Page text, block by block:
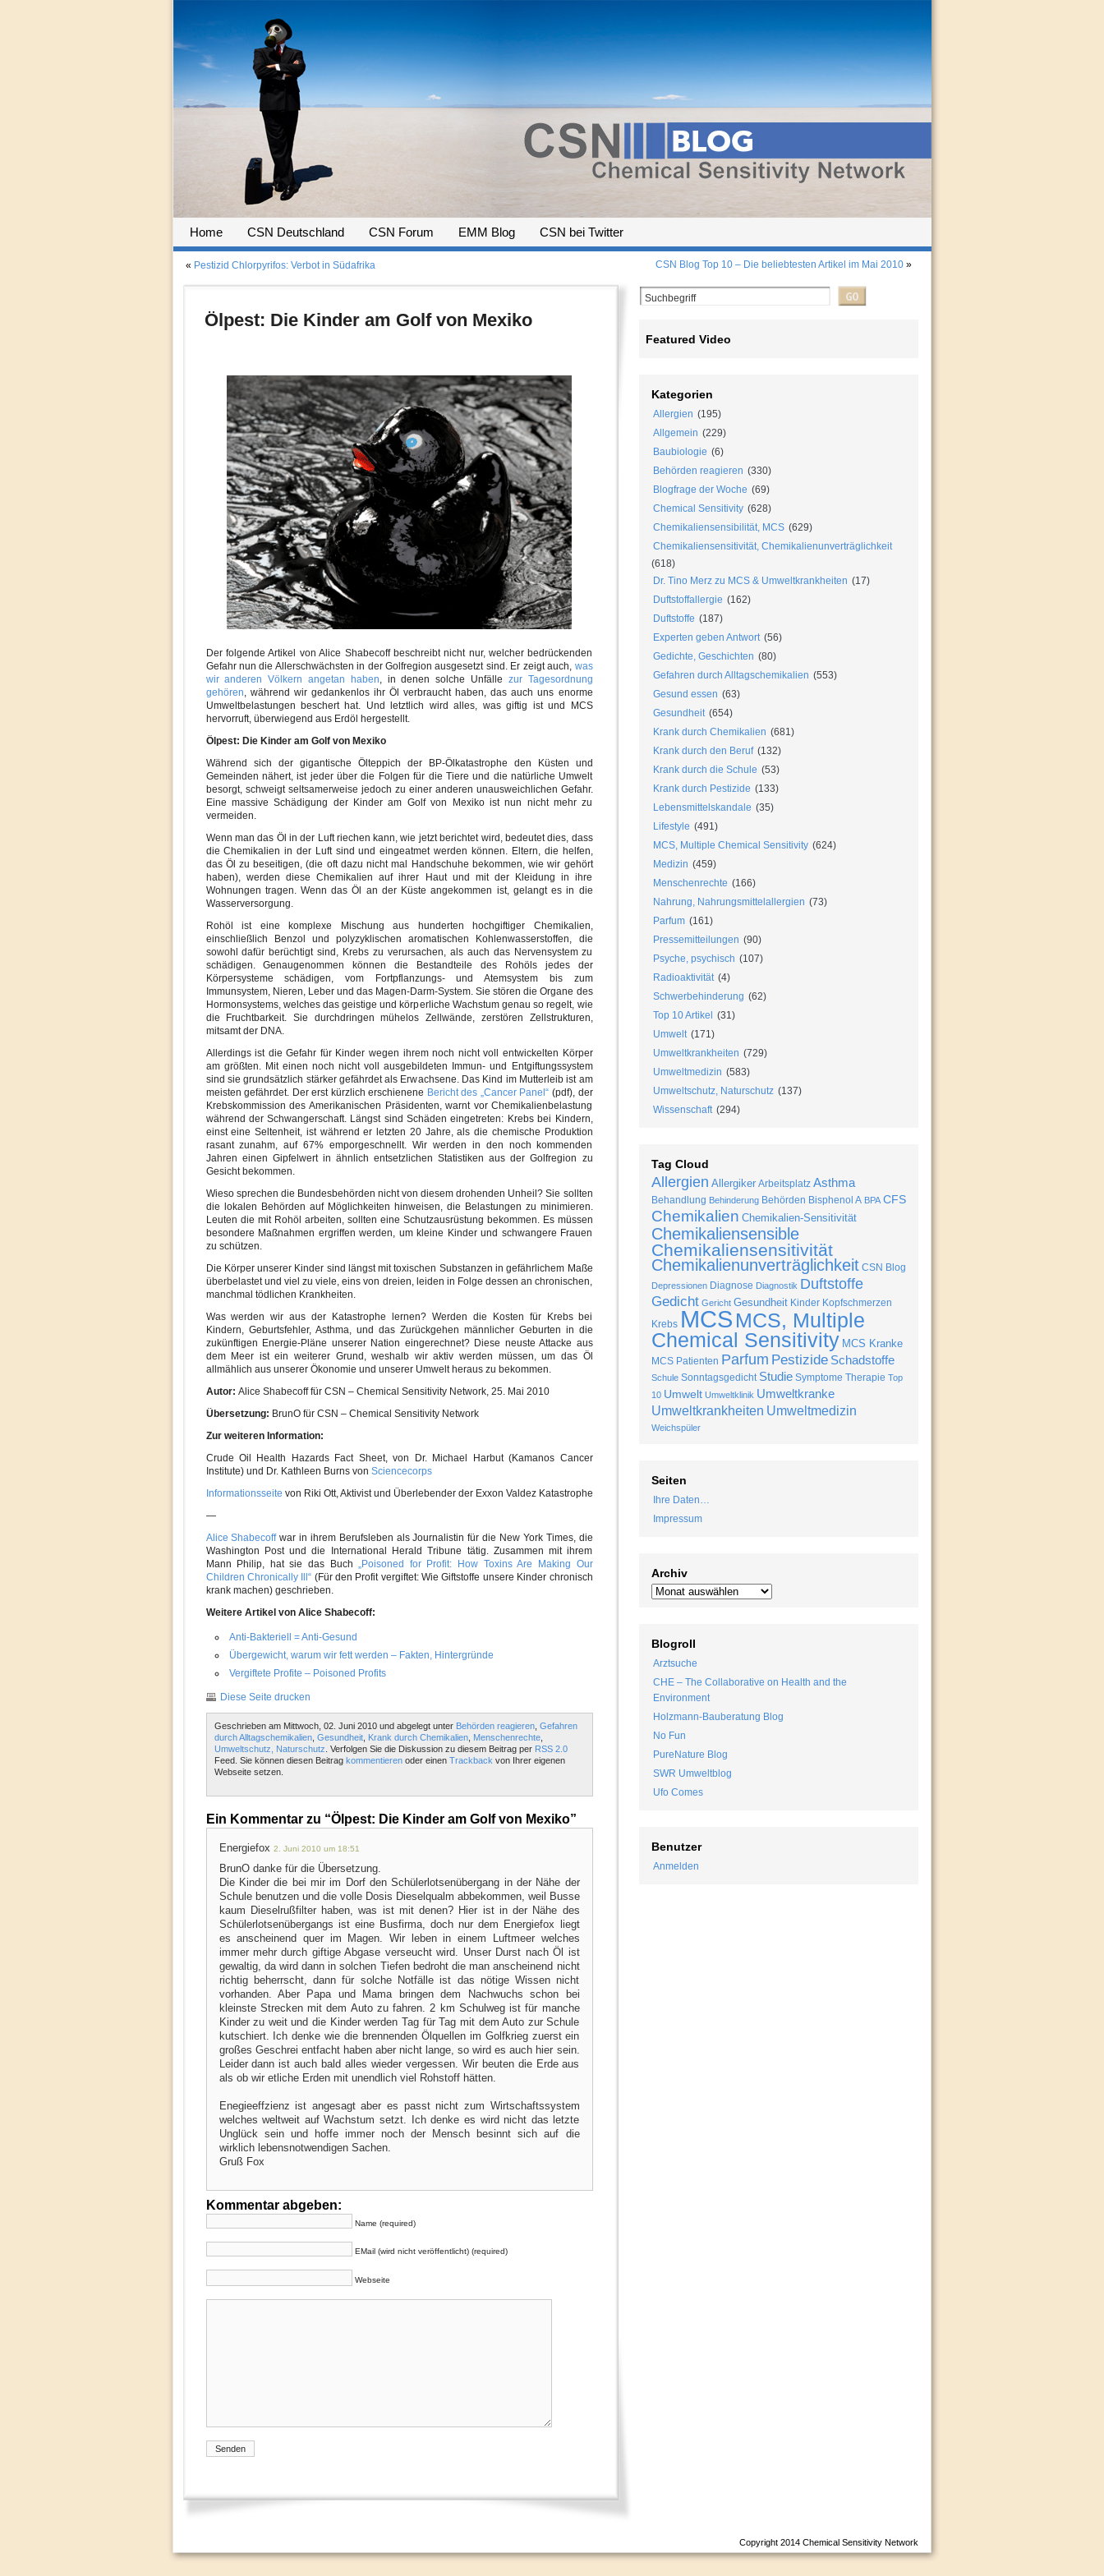
Home CSN Deutschland CSN Forum EMM Blog CSN bei Twitter
« Pestizid Chlorpyrifos: Verbot in Südafrika CSN Blog Top 10 – Die beliebtesten Artikel im Mai 2010»
Ölpest: Die Kinder am Golf von Mexiko
Der folgende Artikel von Alice Shabecoff beschreibt nicht nur, welcher bedrückenden
Gefahr nun die Allerschwächsten in der Golfregion ausgesetzt sind. Er zeigt auch, was
wir anderen Völkern angetan haben, in denen solche Unfälle zur Tagesordnung
gehören, während wir gedankenlos ihr Öl verbraucht haben, das auch uns enorme
Umweltbelastungen beschert hat. Und letztlich wird alles, was giftig ist und MCS
hervorruft, überwiegend aus Erdöl hergestellt.
Ölpest: Die Kinder am Golf von Mexiko
Während sich der gigantische Ölteppich der BP-Ölkatastrophe den Küsten und
Gemeinden nähert, ist jeder über die Folgen für die Tiere und die natürliche Umwelt
besorgt, schweigt seltsamerweise jedoch zu einer anderen unausweichlichen Gefahr.
Eine massive Schädigung der Kinder am Golf von Mexiko ist nun nicht mehr zu
vermeiden.
Wenn man das Öl in der Luft riechen kann, wie jetzt berichtet wird, bedeutet dies, dass
die Chemikalien in der Luft sind und eingeatmet werden können. Eltern, die helfen,
das Öl zu beseitigen, (die oft dazu nicht mal Handschuhe bekommen, wie wir gehört
haben), werden diese Chemikalien auf ihrer Haut und mit der Kleidung in ihre
Wohnungen tragen. Wenn das Öl an der Küste angekommen ist, gelangt es in die
Wasserversorgung.
Rohöl ist eine komplexe Mischung aus hunderten hochgiftiger Chemikalien,
einschließlich Benzol und polyzyklischen aromatischen Kohlenwasserstoffen, die
sowohl dafür berüchtigt sind, Krebs zu verursachen, als auch das Nervensystem zu
schädigen. Genaugenommen können die Bestandteile des Rohöls jedes der
Körpersysteme schädigen, vom Fortpflanzungs- und Atemsystem bis zum
Immunsystem, Nieren, Leber und das Magen-Darm-System. Sie stören die Organe des
Hormonsystems, welches das geistige und körperliche Wachstum genau so regelt, wie
die Fruchtbarkeit. Sie durchdringen mühelos Zellwände, zerstören Zellstrukturen,
mitsamt der DNA.
Allerdings ist die Gefahr für Kinder wegen ihrem noch nicht voll entwickelten Körper
am größten. Mit einen noch nicht voll ausgebildeten Immun- und Entgiftungssystem
sind sie grundsätzlich stärker gefährdet als Erwachsene. Das Kind im Mutterleib ist am
meisten gefährdet. Der erst kürzlich erschienene Bericht des „Cancer Panel“ (pdf), der
Krebskommission des Amerikanischen Präsidenten, warnt vor Chemikalienbelastung
während der Schwangerschaft. Längst sind Schäden eingetreten: Krebs bei Kindern,
einst eine Seltenheit, ist während er letzten 20 Jahre, als die chemische Produktion
rasant zunahm, auf 67% emporgeschnellt. Wir werden in den noch kommenden
Jahren einen Gipfelwert in ähnlich entsetzlichen Statistiken aus der Golfregion zu
Gesicht bekommen.
Wieso sprechen die Bundesbehörden nicht von diesem drohenden Unheil? Sie sollten
die lokalen Behörden auf Möglichkeiten hinweisen, die Belastungen zu minimieren.
Leuten die mit Rohöl arbeiten, sollten eine Schutzausrüstung bekommen. Es müssen
besondere Maßnahmen ergriffen werden, um kleine Kinder und schwangere Frauen
zu schützen.
Die Körper unserer Kinder sind längst mit toxischen Substanzen in gefährlichem Maße
überbelastet und viel zu viele, eins von dreien, leiden in Folge dessen an chronischen,
manchmal tödlichen Krankheiten.
Was werden wir aus der Katastrophe lernen? Werden die Kosten für Krebs bei
Kindern, Geburtsfehler, Asthma, und das Zurückgehen männlicher Geburten in die
zukünftigen Energie-Pläne unserer Nation eingerechnet? Diese neuste Attacke aus
dem Meer ist ein weiterer Grund, weshalb wir aktiv werden müssen, um das Öl
allmählich aus unserer Ökonomie und unserer Umwelt heraus zu bekommen.
Autor: Alice Shabecoff für CSN – Chemical Sensitivity Network, 25. Mai 2010
Übersetzung: BrunO für CSN – Chemical Sensitivity Network
Zur weiteren Information:
Crude Oil Health Hazards Fact Sheet, von Dr. Michael Harbut (Kamanos Cancer
Institute) und Dr. Kathleen Burns von Sciencecorps
Informationsseite von Riki Ott, Aktivist und Überlebender der Exxon Valdez Katastrophe
—
Alice Shabecoffwar in ihrem Berufsleben als Journalistin für die New York Times, die
Washington Post und die International Herald Tribune tätig. Zusammen mit ihrem
Mann Philip, hat sie das Buch„Poisoned for Profit: How Toxins Are Making Our
Children Chronically Ill“ (Für den Profit vergiftet: Wie Giftstoffe unsere Kinder chronisch
krank machen) geschrieben.
Weitere Artikel von Alice Shabecoff:
Anti-Bakteriell = Anti-Gesund
Übergewicht, warum wir fett werden – Fakten, Hintergründe
Vergiftete Profite – Poisoned Profits
Diese Seite drucken
Geschrieben am Mittwoch, 02. Juni 2010 und abgelegt unter Behörden reagieren, Gefahren
durch Alltagschemikalien, Gesundheit, Krank durch Chemikalien, Menschenrechte,
Umweltschutz, Naturschutz . Verfolgen Sie die Diskussion zu diesem Beitrag per RSS 2.0
Feed. Sie können diesen Beitrag kommentierenoder einen Trackback von Ihrer eigenen
Webseite setzen.
Ein Kommentar zu “Ölpest: Die Kinder am Golf von Mexiko”
Energiefox 2. Juni 2010 um 18:51
BrunO danke für die Übersetzung.
Die Kinder die bei mir im Dorf den Schülerlotsenübergang in der Nähe der
Schule benutzen und die volle Dosis Dieselqualm abbekommen, weil Busse
kaum Dieselrußfilter haben, was ist mit denen? Hier ist in der Nähe des
Schülerlotsenübergangs ist eine Busfirma, doch nur dem Energiefox liegt
es anscheinend quer im Magen. Wir leben in einem Luftmeer welches
immer mehr durch giftige Abgase verseucht wird. Unser Durst nach Öl ist
gewaltig, da wird dann in solchen Tiefen bedroht die man anscheinend nicht
richtig beherrscht, dann für solche Notfälle ist das nötige Wissen nicht
vorhanden. Aber Papa und Mama bringen dem Nachwuchs schon bei
kleinste Strecken mit dem Auto zu fahren. 2 km Schulweg ist für manche
Kinder zu weit und die Kinder werden Tag für Tag mit dem Auto zur Schule
kutschiert. Ich denke wie die brennenden Ölquellen im Golfkrieg zuerst ein
großes Geschrei entfacht haben aber nicht lange, so wird es auch hier sein.
Leider dann ist auch bald alles wieder vergessen. Wir beuten die Erde aus
als ob wir etliche Erden mit unendlich viel Rohstoff hätten.
Enegieeffzienz ist angesagt aber es passt nicht zum Wirtschaftssystem
welches weltweit auf Wachstum setzt. Ich denke es wird nicht das letzte
Unglück sein und hoffe immer noch der Mensch besinnt sich auf die
wirklich lebensnotwendigen Sachen.
Gruß Fox
Kommentar abgeben:
Name (required)
EMail (wird nicht veröffentlicht) (required)
Webseite
Featured Video
Kategorien
Allergien (195)
Allgemein (229)
Baubiologie (6)
Behörden reagieren (330)
Blogfrage der Woche (69)
Chemical Sensitivity (628)
Chemikaliensensibilität, MCS (629)
Chemikaliensensitivität, Chemikalienunverträglichkeit
(618)
Dr. Tino Merz zu MCS & Umweltkrankheiten (17)
Duftstoffallergie (162)
Duftstoffe (187)
Experten geben Antwort (56)
Gedichte, Geschichten (80)
Gefahren durch Alltagschemikalien (553)
Gesund essen (63)
Gesundheit (654)
Krank durch Chemikalien (681)
Krank durch den Beruf (132)
Krank durch die Schule (53)
Krank durch Pestizide (133)
Lebensmittelskandale (35)
Lifestyle (491)
MCS, Multiple Chemical Sensitivity (624)
Medizin (459)
Menschenrechte (166)
Nahrung, Nahrungsmittelallergien (73)
Parfum (161)
Pressemitteilungen (90)
Psyche, psychisch (107)
Radioaktivität (4)
Schwerbehinderung (62)
Top 10 Artikel
(31)
Umwelt (171)
Umweltkrankheiten (729)
Umweltmedizin (583)
Umweltschutz, Naturschutz (137)
Wissenschaft (294)
Tag Cloud
Allergien Allergiker Arbeitsplatz Asthma
Behandlung Behinderung Behörden Bisphenol A BPA CFS
Chemikalien Chemikalien-Sensitivität
Chemikaliensensible
Chemikaliensensitivität
Chemikalienunverträglichkeit CSN Blog
Depressionen Diagnose Diagnostik Duftstoffe
Gedicht Gericht Gesundheit Kinder Kopfschmerzen
Krebs MCS MCS, Multiple
Chemical Sensitivity MCS Kranke
MCS Patienten Parfum Pestizide Schadstoffe
Schule Sonntagsgedicht Studie Symptome Therapie Top
10 Umwelt Umweltklinik Umweltkranke
Umweltkrankheiten Umweltmedizin
Weichspüler
Seiten
Ihre Daten…
Impressum
Archiv
Blogroll
Arztsuche
CHE – The Collaborative on Health and the
Environment
Holzmann-Bauberatung Blog
No Fun
PureNature Blog
SWR Umweltblog
Ufo Comes
Benutzer
Anmelden
Copyright 2014 Chemical Sensitivity Network